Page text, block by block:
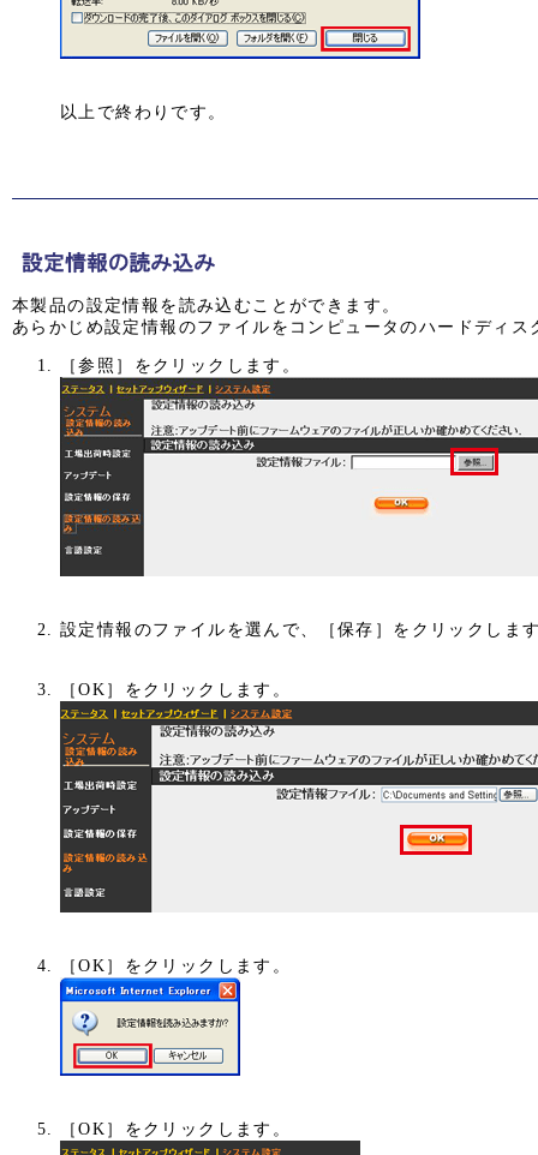
以上で終わりです。
本製品の設定情報を読み込むことができます。
あらかじめ設定情報のファイルをコンピュータのハードディス
［参照］をクリックします。
設定情報のファイルを選んで、［保存］をクリックしま
［OK］をクリックします。
［OK］をクリックします。
［OK］をクリックします。